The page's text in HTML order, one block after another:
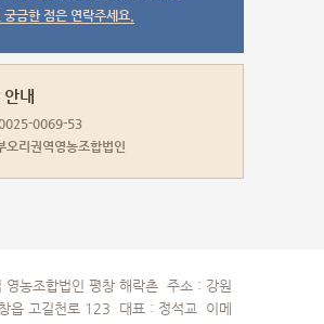
금한 점은 연락주세요.
내
0069-53
오리권역영농조합법인
영농조합법인 평창 해락촌 주소 : 강원
읍 고길천로 123 대표 : 정석교 이메